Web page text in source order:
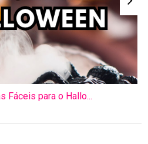
Fáceis para o Hallo...